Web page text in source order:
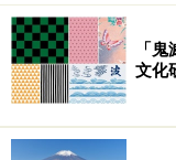
が、送付されてき
ましょう。親しい
んが、目上の方に
ずは電話を入れ、
す。
「
文化